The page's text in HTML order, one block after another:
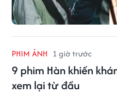
PHIM ẢNH 1 giờ trước
9 phim Hàn khiến
xem lại từ đầu